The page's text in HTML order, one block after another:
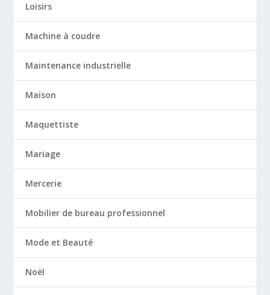
Loisirs
Machine à coudre
Maintenance industrielle
Maison
Maquettiste
Mariage
Mercerie
Mobilier de bureau professionnel
Mode et Beauté
Noël